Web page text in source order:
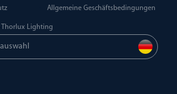
Allgemeine Geschäftsbedingungen
Thorlux Lighting